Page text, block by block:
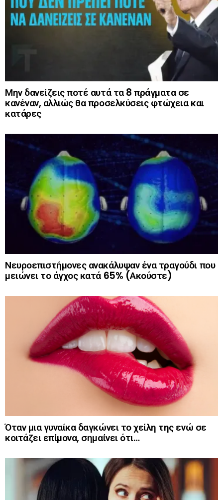
Μην δανείζεις ποτέ αυτά τα 8 πράγματα σε
κανέναν, αλλιώς θα προσελκύσεις φτώχεια και
κατάρες
Νευροεπιστήμονες ανακάλυψαν ένα τραγούδι που
μειώνει το άγχος κατά 65% (Ακούστε)
Όταν μια γυναίκα δαγκώνει το χείλη της ενώ σε
κοιτάζει επίμονα, σημαίνει ότι…